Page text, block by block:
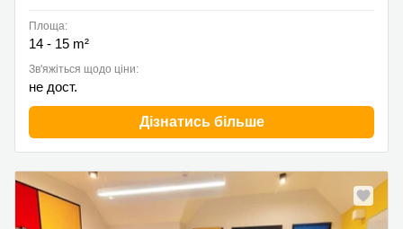
Площа:
14 - 15 m²
Зв'яжіться щодо ціни:
не дост.
Дізнатись більше